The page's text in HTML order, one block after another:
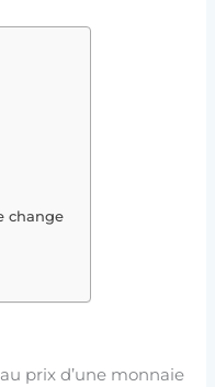
change
prix d’une monnaie